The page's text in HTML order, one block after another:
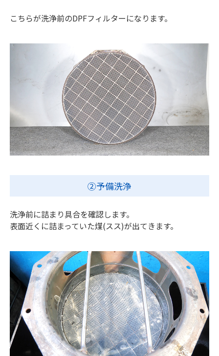
こちらが洗浄前のDPFフィルターになります。
②予備洗浄
洗浄前に詰まり具合を確認します。
表面近くに詰まっていた煤(スス)が出てきます。